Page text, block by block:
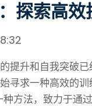
探索高
提升和自我突破
寻求一种高效的
种方法，致力于通